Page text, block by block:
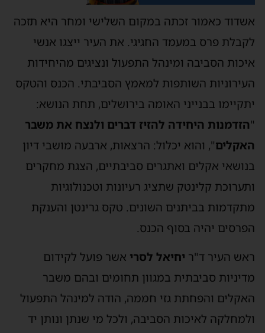
אשדוד כאמור זכתה במקום השלישי ומחר היא תזכה
לקבלת פרס במעמד החגיגי. את העיר ייצגו אנשי
איכות הסביבה ומינהל התפעול ונציגים מהיחידות
העירוניות השותפות למאמץ הסביבתי. הכנס והטקס
יתקיימו בבנייני האומה בירושלים, תחת הנושא:
"הזדמנות היחידה להזיז דברים ולנצח את משבר
האקלים", והוא יכלול: הרצאות, ארבעה מושבי דיון
בנושאי אקלים ואתגרים סביבתיים, הצגת מחקרים
ותערוכת קלינטק שתציג רעיונות וטכנולוגיות
מתקדמות בביתנים השונים. טקס גרינטן והענקת
הפרסים יהיה בסוף הכנס.
ראש העיר ד"ר יחיאל לסרי אשר פועל לקידום
מדיניות סביבתית במגוון תחומים ובהם משבר
האקלים והפחתת גזי חממה, הודה למינהל התפעול
ולמחלקה לאיכות הסביבה, ולכל מי שנתן ונותן יד